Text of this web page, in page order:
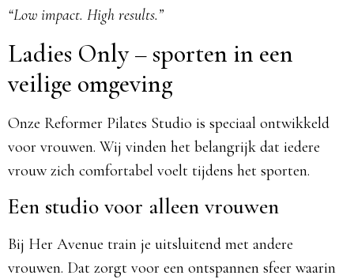
“Low impact. High results.”
Ladies Only – sporten in een
veilige omgeving
Onze Reformer Pilates Studio is speciaal ontwikkeld
voor vrouwen. Wij vinden het belangrijk dat iedere
vrouw zich comfortabel voelt tijdens het sporten.
Een studio voor alleen vrouwen
Bij Her Avenue train je uitsluitend met andere
vrouwen. Dat zorgt voor een ontspannen sfeer waarin